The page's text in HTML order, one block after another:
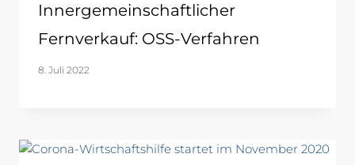
Innergemeinschaftlicher
Fernverkauf: OSS-Verfahren
8. Juli 2022